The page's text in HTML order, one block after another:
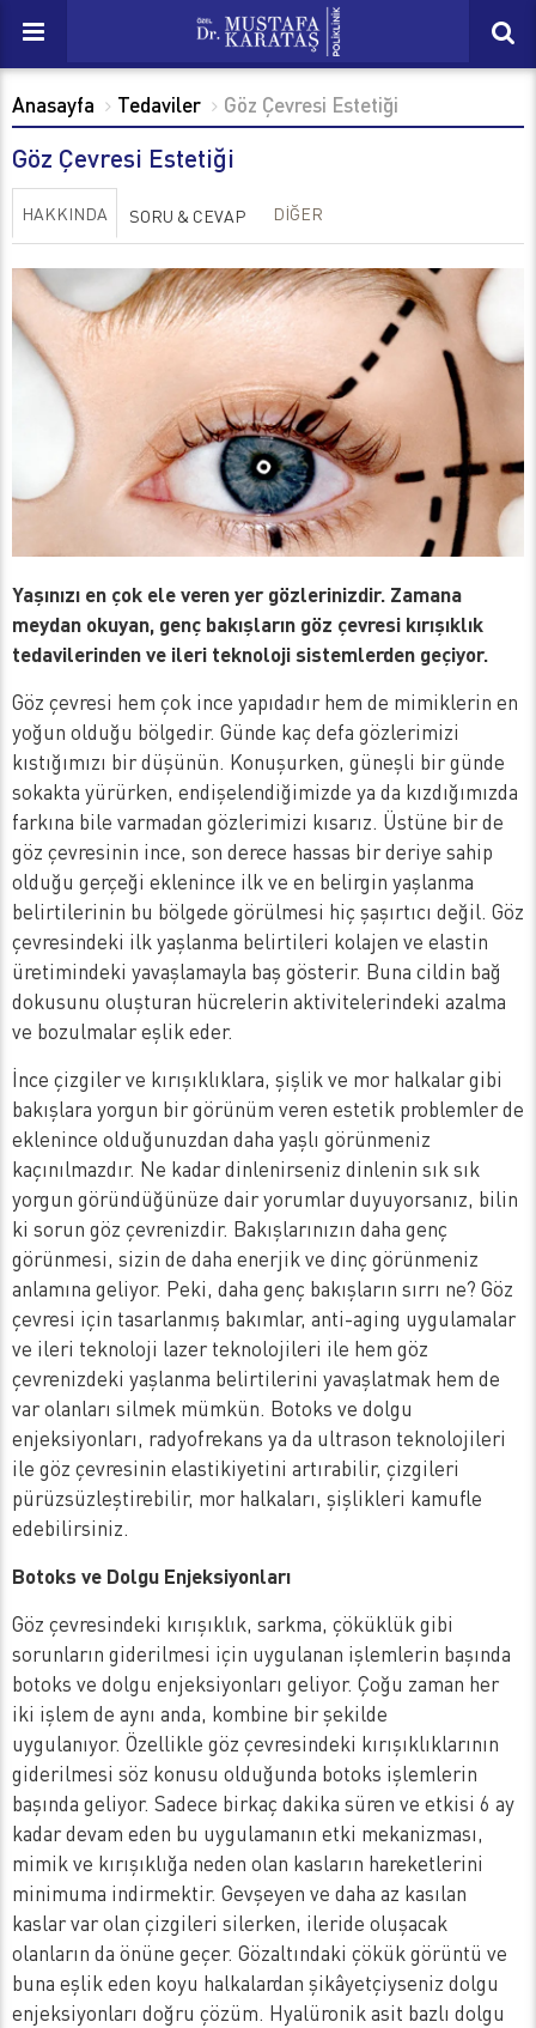
Anasayfa Tedaviler Göz Çevresi Estetiği
Göz Çevresi Estetiği
HAKKINDA SORU & CEVAP DİĞER
Yaşınızı en çok ele veren yer gözlerinizdir. Zamana
meydan okuyan, genç bakışların göz çevresi kırışıklık
tedavilerinden ve ileri teknoloji sistemlerden geçiyor.
Göz çevresi hem çok ince yapıdadır hem de mimiklerin en
yoğun olduğu bölgedir. Günde kaç defa gözlerimizi
kıstığımızı bir düşünün. Konuşurken, güneşli bir günde
sokakta yürürken, endişelendiğimizde ya da kızdığımızda
farkına bile varmadan gözlerimizi kısarız. Üstüne bir de
göz çevresinin ince, son derece hassas bir deriye sahip
olduğu gerçeği eklenince ilk ve en belirgin yaşlanma
belirtilerinin bu bölgede görülmesi hiç şaşırtıcı değil. Göz
çevresindeki ilk yaşlanma belirtileri kolajen ve elastin
üretimindeki yavaşlamayla baş gösterir. Buna cildin bağ
dokusunu oluşturan hücrelerin aktivitelerindeki azalma
ve bozulmalar eşlik eder.
İnce çizgiler ve kırışıklıklara, şişlik ve mor halkalar gibi
bakışlara yorgun bir görünüm veren estetik problemler de
eklenince olduğunuzdan daha yaşlı görünmeniz
kaçınılmazdır. Ne kadar dinlenirseniz dinlenin sık sık
yorgun göründüğünüze dair yorumlar duyuyorsanız, bilin
ki sorun göz çevrenizdir. Bakışlarınızın daha genç
görünmesi, sizin de daha enerjik ve dinç görünmeniz
anlamına geliyor. Peki, daha genç bakışların sırrı ne? Göz
çevresi için tasarlanmış bakımlar, anti-aging uygulamalar
ve ileri teknoloji lazer teknolojileri ile hem göz
çevrenizdeki yaşlanma belirtilerini yavaşlatmak hem de
var olanları silmek mümkün. Botoks ve dolgu
enjeksiyonları, radyofrekans ya da ultrason teknolojileri
ile göz çevresinin elastikiyetini artırabilir, çizgileri
pürüzsüzleştirebilir, mor halkaları, şişlikleri kamufle
edebilirsiniz.
Botoks ve Dolgu Enjeksiyonları
Göz çevresindeki kırışıklık, sarkma, çöküklük gibi
sorunların giderilmesi için uygulanan işlemlerin başında
botoks ve dolgu enjeksiyonları geliyor. Çoğu zaman her
iki işlem de aynı anda, kombine bir şekilde
uygulanıyor. Özellikle göz çevresindeki kırışıklıklarının
giderilmesi söz konusu olduğunda botoks işlemlerin
başında geliyor. Sadece birkaç dakika süren ve etkisi 6 ay
kadar devam eden bu uygulamanın etki mekanizması,
mimik ve kırışıklığa neden olan kasların hareketlerini
minimuma indirmektir. Gevşeyen ve daha az kasılan
kaslar var olan çizgileri silerken, ileride oluşacak
olanların da önüne geçer. Gözaltındaki çökük görüntü ve
buna eşlik eden koyu halkalardan şikâyetçiyseniz dolgu
enjeksiyonları doğru çözüm. Hyalüronik asit bazlı dolgu